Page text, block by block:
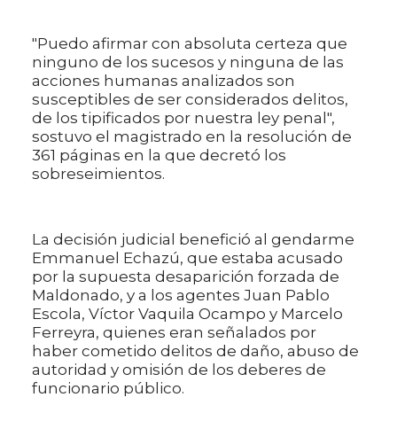
"Puedo afirmar con absoluta certeza que
ninguno de los sucesos y ninguna de las
acciones humanas analizados son
susceptibles de ser considerados delitos,
de los tipificados por nuestra ley penal",
sostuvo el magistrado en la resolución de
361 páginas en la que decretó los
sobreseimientos.
La decisión judicial benefició al gendarme
Emmanuel Echazú, que estaba acusado
por la supuesta desaparición forzada de
Maldonado, y a los agentes Juan Pablo
Escola, Víctor Vaquila Ocampo y Marcelo
Ferreyra, quienes eran señalados por
haber cometido delitos de daño, abuso de
autoridad y omisión de los deberes de
funcionario público.